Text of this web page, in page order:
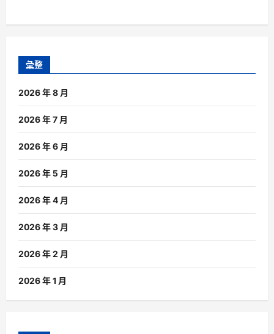
彙整
2026 年 8 月
2026 年 7 月
2026 年 6 月
2026 年 5 月
2026 年 4 月
2026 年 3 月
2026 年 2 月
2026 年 1 月